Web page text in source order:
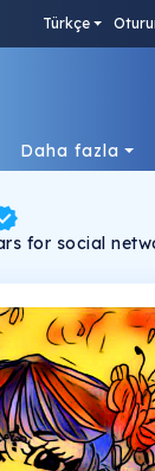
Türkçe
Daha fazla
for social